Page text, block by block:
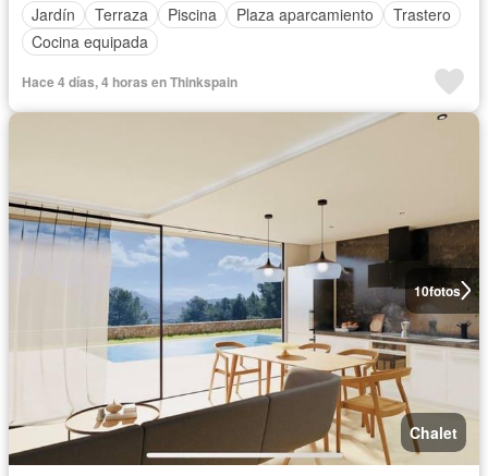
Jardín
Terraza Piscina Plaza aparcamiento
Trastero
Cocina equipada
Hace 4 días, 4 horas en Thinkspain
10fotos
Chalet